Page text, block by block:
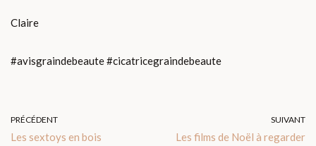
Claire
#avisgraindebeaute #cicatricegraindebeaute
PRÉCÉDENT
Les sextoys en bois
SUIVANT
Les films de Noël à regarder